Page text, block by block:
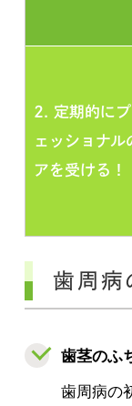
2. 定期的に
ェッショナル
アを受ける！
歯周病
歯茎のふ
歯周病の